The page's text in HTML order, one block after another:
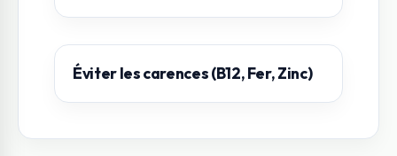
Éviter les carences (B12, Fer, Zinc)